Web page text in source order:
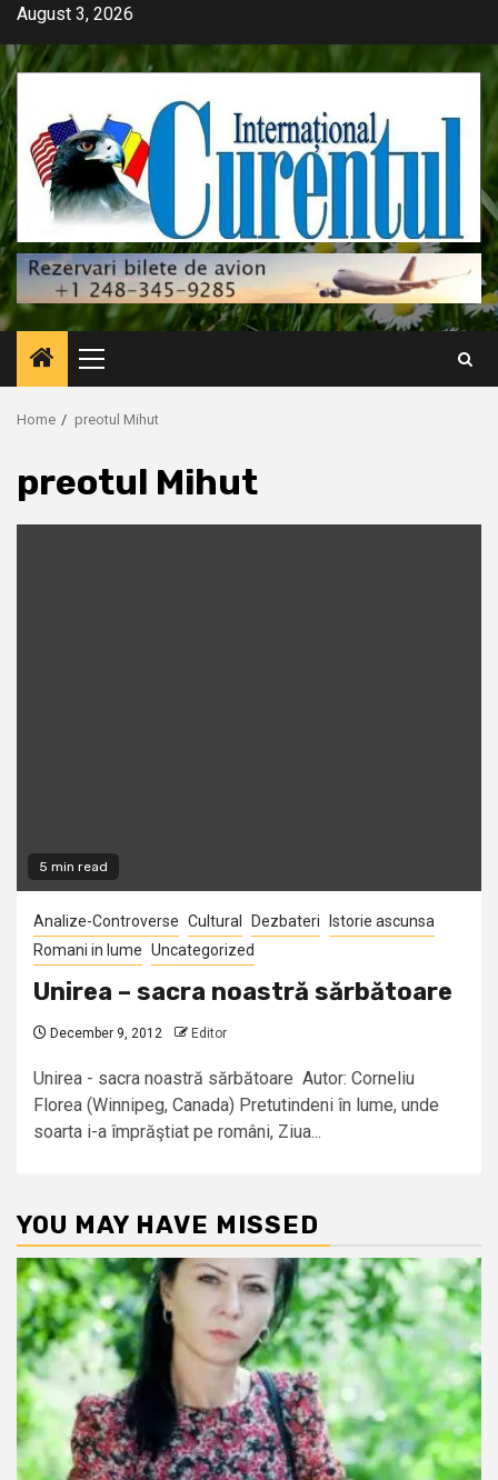
Skip
content
August 3, 2026
Primary
Menu
Home preotul Mihut
preotul Mihut
5 min read
Analize-Controverse Cultural Dezbateri
Istorie ascunsa
Romani in lume Uncategorized
Unirea – sacra noastră sărbătoare
December 9, 2012 Editor
Unirea - sacra noastră sărbătoare Autor: Corneliu
Florea (Winnipeg, Canada) Pretutindeni în lume, unde
soarta i-a împrăştiat pe români, Ziua...
YOU MAY HAVE MISSED